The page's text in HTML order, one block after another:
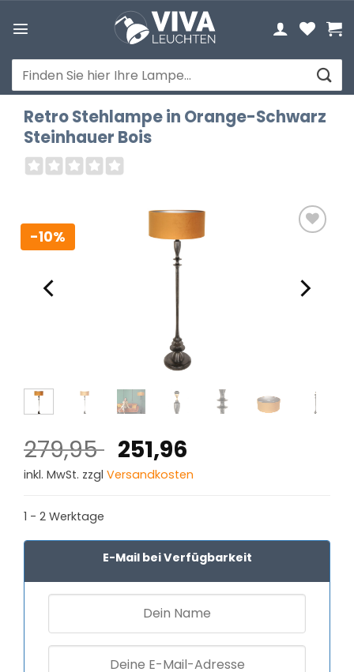
Inhalt
Suchen
nach:
Retro Stehlampe in Orange-Schwarz
Steinhauer Bois
-10%
279,95 Ursprünglicher
Preis
251,96
Preis
inkl. MwSt. zzgl Versandkosten
1 - 2 Werktage
E-Mail bei Verfügbarkeit